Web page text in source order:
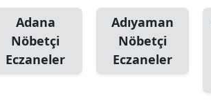
Adana
Nöbetçi
Eczaneler
Adıyaman
Nöbetçi
Eczaneler